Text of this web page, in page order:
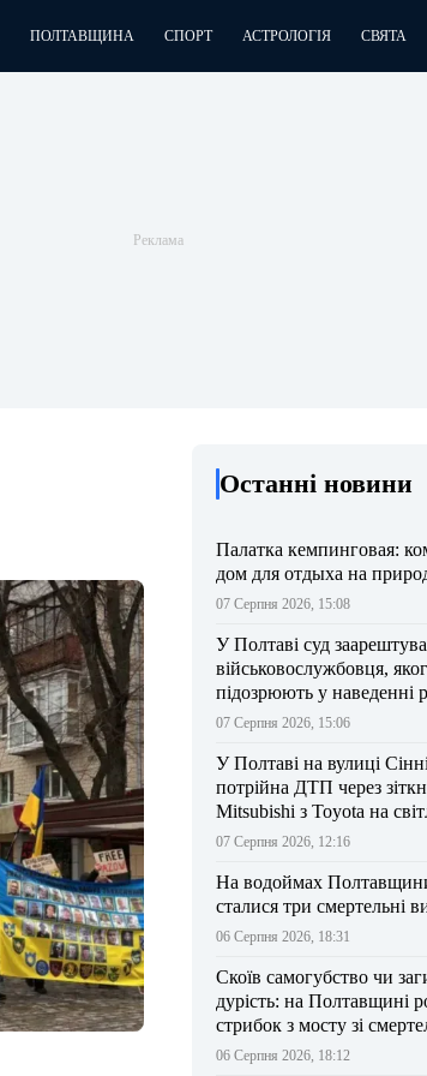
ПОЛТАВЩИНА СПОРТ АСТРОЛОГІЯ СВЯТА
Останні новини
Палатка кемпинговая:
дом для отдыха на
07 Серпня 2026, 15:08
У Полтаві суд
військовослужбовця,
підозрюють у наведенні
БпЛА на власний
07 Серпня 2026, 15:06
У Полтаві на вулиці
потрійна ДТП через
Mitsubishi з Toyota на
07 Серпня 2026, 12:16
На водоймах
сталися три смертельні
06 Серпня 2026, 18:31
Скоїв самогубство чи
дурість: на Полтавщині
стрибок з мосту зі
результатом
06 Серпня 2026, 18:12